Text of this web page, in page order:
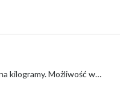
Sprzedam natkę pietruszki. Szykowana pod zamówienie w pęczkach lub na kilogramy. Możliwość wystawienia faktury VAT.